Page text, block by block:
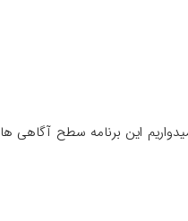
این برنامه سطح آگاهی ها